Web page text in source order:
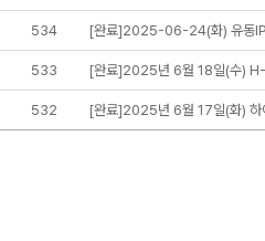
534 [완료]2025-06-24(화) 유동
533 [완료]2025년 6월 18일(수) H-
532 [완료]2025년 6월 17일(화) 하